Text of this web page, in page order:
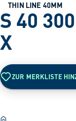
THIN LINE 40MM
S 40
X
ZUR MERKLISTE